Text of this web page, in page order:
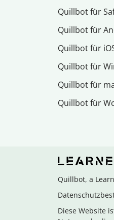
Quillbot für
Quillbot für
Quillbot für
Quillbot für
Quillbot für
Quillbot für
Quillbot, a
Diese Website